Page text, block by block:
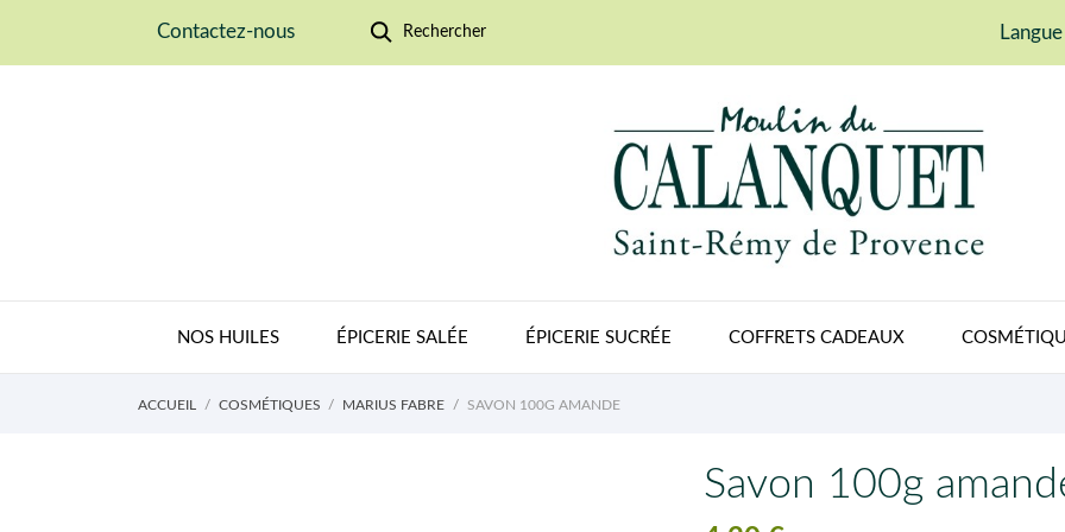
Contactez-nous Rechercher Langue
NOS HUILES ÉPICERIE SALÉE ÉPICERIE SUCRÉE COFFRETS CADEAUX
ACCUEIL COSMÉTIQUES MARIUS FABRE SAVON 100G AMANDE
Savon 100g